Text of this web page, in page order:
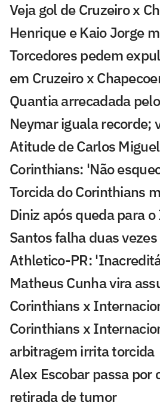
Veja gol de Cruzeiro x
Henrique e Kaio Jorge
Torcedores pedem
em Cruzeiro x
Quantia arrecadada
Neymar iguala recorde;
Atitude de Carlos
Corinthians: 'Não
Torcida do Corinthians
Diniz após queda para
Santos falha duas
Athletico-PR:
Matheus Cunha vira
Corinthians x
Corinthians x
arbitragem irrita torcida
Alex Escobar passa por
retirada de tumor